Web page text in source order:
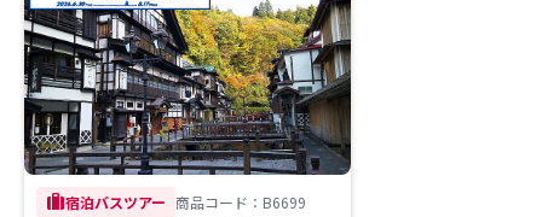
trip宿泊バスツアー 商品コード：B6699